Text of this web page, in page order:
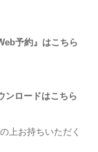
予約』はこちら
ンロードはこちら
上お持ちいただく